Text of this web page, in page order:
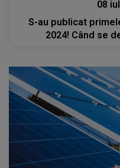
08
S-au publicat
2024! Când se